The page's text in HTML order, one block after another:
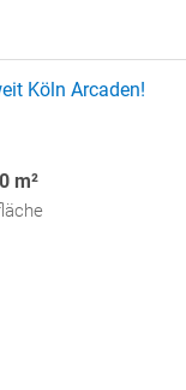
Köln Arcaden!
m²